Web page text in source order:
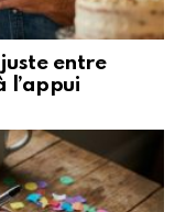
entre
l’appui